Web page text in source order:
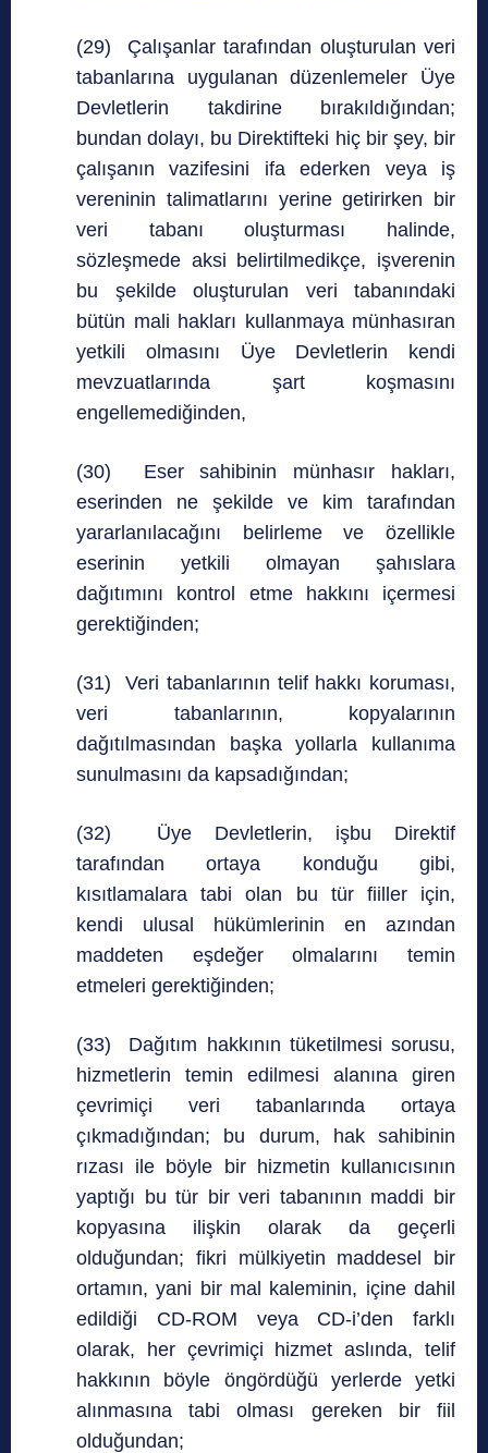
(29) Çalışanlar tarafından oluşturulan veri
tabanlarına uygulanan düzenlemeler Üye
Devletlerin takdirine bırakıldığından;
bundan dolayı, bu Direktifteki hiç bir şey, bir
çalışanın vazifesini ifa ederken veya iş
vereninin talimatlarını yerine getirirken bir
veri tabanı oluşturması halinde,
sözleşmede aksi belirtilmedikçe, işverenin
bu şekilde oluşturulan veri tabanındaki
bütün mali hakları kullanmaya münhasıran
yetkili olmasını Üye Devletlerin kendi
mevzuatlarında şart koşmasını
engellemediğinden,
(30) Eser sahibinin münhasır hakları,
eserinden ne şekilde ve kim tarafından
yararlanılacağını belirleme ve özellikle
eserinin yetkili olmayan şahıslara
dağıtımını kontrol etme hakkını içermesi
gerektiğinden;
(31) Veri tabanlarının telif hakkı koruması,
veri tabanlarının, kopyalarının
dağıtılmasından başka yollarla kullanıma
sunulmasını da kapsadığından;
(32) Üye Devletlerin, işbu Direktif
tarafından ortaya konduğu gibi,
kısıtlamalara tabi olan bu tür fiiller için,
kendi ulusal hükümlerinin en azından
maddeten eşdeğer olmalarını temin
etmeleri gerektiğinden;
(33) Dağıtım hakkının tüketilmesi sorusu,
hizmetlerin temin edilmesi alanına giren
çevrimiçi veri tabanlarında ortaya
çıkmadığından; bu durum, hak sahibinin
rızası ile böyle bir hizmetin kullanıcısının
yaptığı bu tür bir veri tabanının maddi bir
kopyasına ilişkin olarak da geçerli
olduğundan; fikri mülkiyetin maddesel bir
ortamın, yani bir mal kaleminin, içine dahil
edildiği CD-ROM veya CD-i’den farklı
olarak, her çevrimiçi hizmet aslında, telif
hakkının böyle öngördüğü yerlerde yetki
alınmasına tabi olması gereken bir fiil
olduğundan;